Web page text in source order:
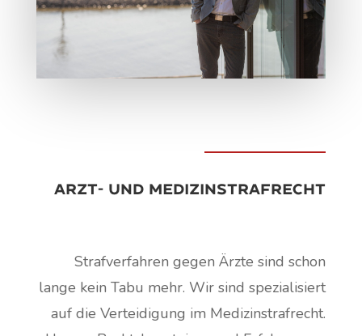
Arzt- und Medizinstrafrecht
Strafverfahren gegen Ärzte sind schon
lange kein Tabu mehr. Wir sind spezialisiert
auf die Verteidigung im Medizinstrafrecht.